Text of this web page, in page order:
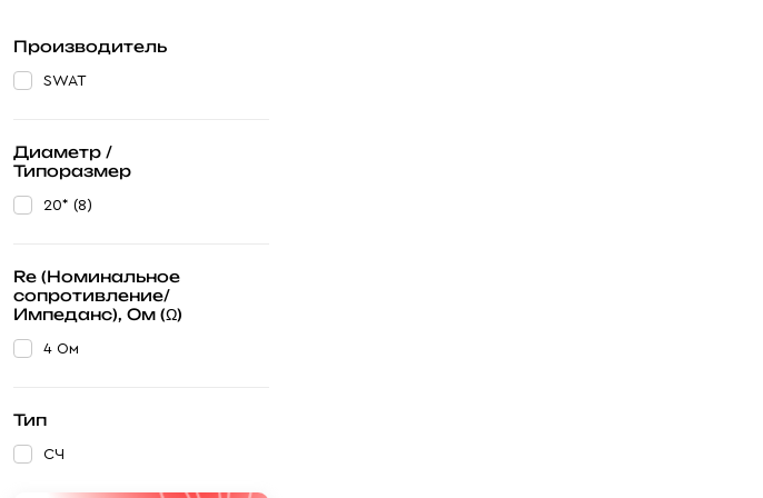
Производитель
SWAT
Диаметр /
Типоразмер
20* (8)
Re (Номинальное
сопротивление/
Импеданс), Ом (Ω)
4 Ом
Тип
СЧ